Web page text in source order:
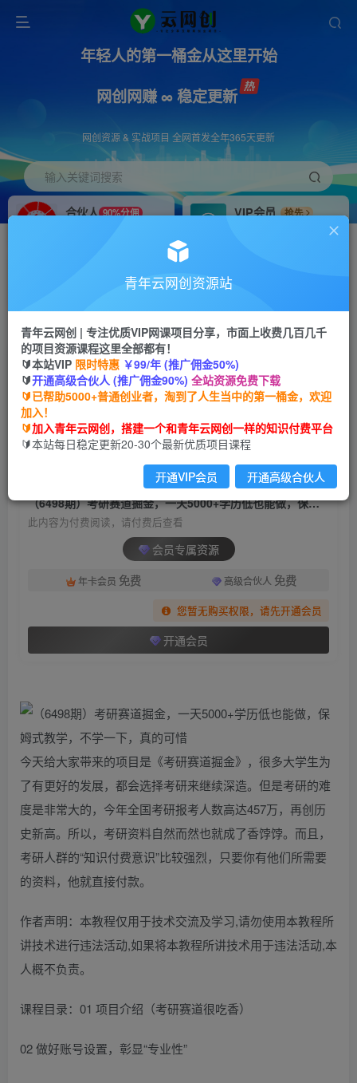
年轻人的第一桶金从这里开始
网创网赚 ∞ 稳定更新
网创资源 & 实战项目 全网首发全年365天更新
输入关键词搜索
合伙人 90%分佣
VIP会员
抢先
搭建同款网站，自己当老板
首页 创业课程 会员专属 正文
（6498期）考研赛道掘金，一天5000+学历低也能
做，保姆式教学，不学一下，真的可惜
青年云网创
2年前发布
关注 私信
（6498期）考研赛道掘金，一天5000+学历低也能做，保姆式教学，不学一下，真的可惜
此内容为付费阅读，请付费后查看
会员专属资源
年卡会员 免费 高级合伙人 免费
您暂无购买权限，请先开通会员
开通会员
今天给大家带来的项目是《考研赛道掘金》，很多大学生为
了有更好的发展，都会选择考研来继续深造。但是考研的难
度是非常大的，今年全国考研报考人数高达457万，再创历
史新高。所以，考研资料自然而然也就成了香饽饽。而且，
考研人群的“知识付费意识”比较强烈，只要你有他们所需要
的资料，他就直接付款。
作者声明：本教程仅用于技术交流及学习,请勿使用本教程所
讲技术进行违法活动,如果将本教程所讲技术用于违法活动,本
人概不负责。
课程目录：01 项目介绍（考研赛道很吃香）
02 做好账号设置，彰显“专业性”
青年云网创资源站
青年云网创 | 专注优质VIP网课项目分享，市面上收费几百几千
的项目资源课程这里全部都有！
🔰本站VIP 限时特惠 ￥99/年 (推广佣金50%)
🔰开通高级合伙人 (推广佣金90%) 全站资源免费下载
🔰已帮助5000+普通创业者，淘到了人生当中的第一桶金，欢迎
加入！
🔰加入青年云网创，搭建一个和青年云网创一样的知识付费平台
🔰本站每日稳定更新20-30个最新优质项目课程
开通VIP会员 开通高级合伙人